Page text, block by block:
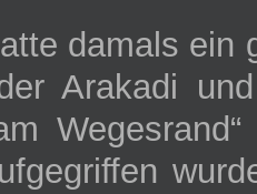
damals ein
Arakadi